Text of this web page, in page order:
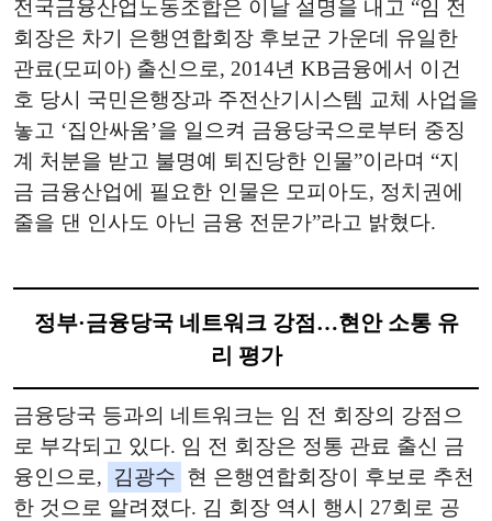
전국금융산업노동조합은 이날 설명을 내고 “임 전
회장은 차기 은행연합회장 후보군 가운데 유일한
관료(모피아) 출신으로, 2014년 KB금융에서 이건
호 당시 국민은행장과 주전산기시스템 교체 사업을
놓고 ‘집안싸움’을 일으켜 금융당국으로부터 중징
계 처분을 받고 불명예 퇴진당한 인물”이라며 “지
금 금융산업에 필요한 인물은 모피아도, 정치권에
줄을 댄 인사도 아닌 금융 전문가”라고 밝혔다.
정부·금융당국 네트워크 강점…현안 소통 유
리 평가
금융당국 등과의 네트워크는 임 전 회장의 강점으
로 부각되고 있다. 임 전 회장은 정통 관료 출신 금
융인으로,
김광수 현 은행연합회장이 후보로 추천
한 것으로 알려졌다. 김 회장 역시 행시 27회로 공